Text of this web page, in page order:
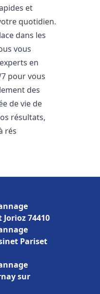
et
quotidien.
dans les
vous
en
pour vous
des
de vie de
résultats,
rés
74410
Pariset
sur